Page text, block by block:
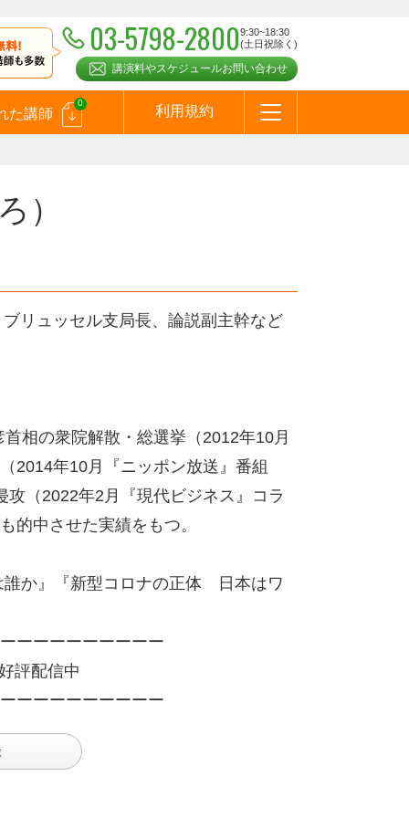
03-5798-28009:30~18:30
(土日祝除く)
講演料やスケジュールお問い合わせ
た講師
0
利用規約
）
リュッセル支局長、論説副主幹など
相の衆院解散・総選挙（2012年10月
2014年10月『ニッポン放送』番組
攻（2022年2月『現代ビジネス』コラ
的中させた実績をもつ。
か』『新型コロナの正体 日本はワ
ーーーーーーーーー
評配信中
ーーーーーーーーー